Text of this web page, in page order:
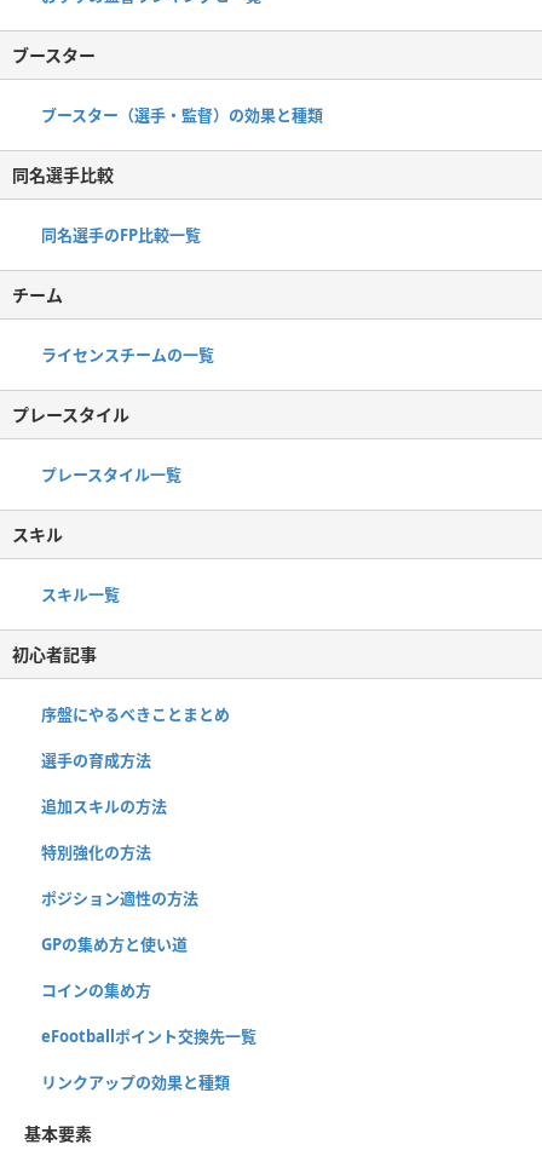
ブースター
ブースター（選手・監督）の効果と種類
同名選手比較
同名選手のFP比較一覧
チーム
ライセンスチームの一覧
プレースタイル
プレースタイル一覧
スキル
スキル一覧
初心者記事
序盤にやるべきことまとめ
選手の育成方法
追加スキルの方法
特別強化の方法
ポジション適性の方法
GPの集め方と使い道
コインの集め方
eFootballポイント交換先一覧
リンクアップの効果と種類
基本要素